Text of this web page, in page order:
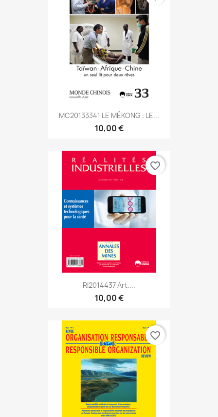
MC20133341 LE MÉKONG : LE...
10,00 €
RI2014437 Art....
10,00 €
favorite_border
favorite_border